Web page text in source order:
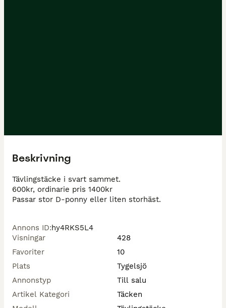
Beskrivning
Tävlingstäcke i svart sammet.
600kr, ordinarie pris 1400kr
Passar stor D-ponny eller liten storhäst.
Annons ID:hy4RKS5L4
Visningar
428
Favoriter
10
Plats
Tygelsjö
Annonstyp
Till salu
Artikel Kategori
Täcken